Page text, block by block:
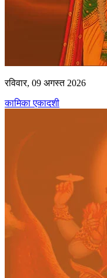
रविवार, 09 अगस्त 2026
कामिका एकादशी